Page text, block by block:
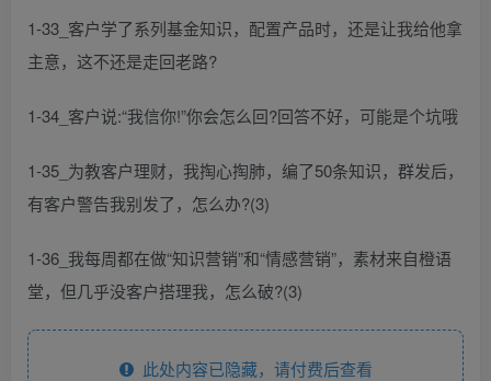
1-33_客户学了系列基金知识，配置产品时，还是让我给他拿
主意，这不还是走回老路?
1-34_客户说:“我信你!”你会怎么回?回答不好，可能是个坑哦
1-35_为教客户理财，我掏心掏肺，编了50条知识，群发后，
有客户警告我别发了，怎么办?(3)
1-36_我每周都在做“知识营销”和“情感营销”，素材来自橙语
堂，但几乎没客户搭理我，怎么破?(3)
此处内容已隐藏，请付费后查看